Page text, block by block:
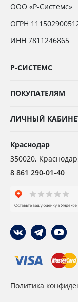
ООО «Р-Системс»
ОГРН
ИНН 7811246865
Р-СИСТЕМС
ПОКУПАТЕЛЯМ
ЛИЧНЫЙ
Краснодар
350020,
8 861 290-01-40
Политика